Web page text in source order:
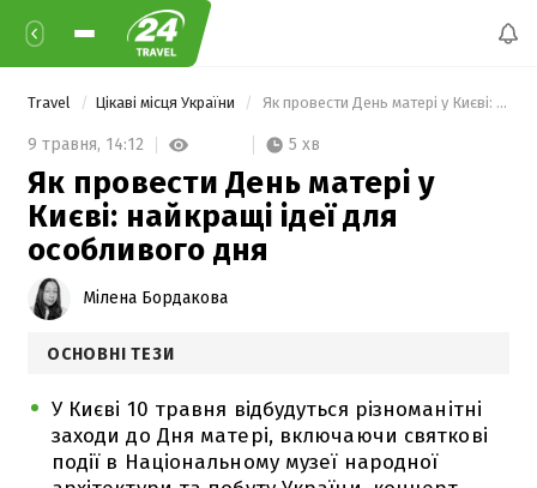
Travel Цікаві місця України Як провести День матері у Києві: найкращі ідеї для особливого дня
9 травня, 14:12 5 хв
Як провести День матері у
Києві: найкращі ідеї для
особливого дня
Мілена Бордакова
ОСНОВНІ ТЕЗИ
У Києві 10 травня відбудуться різноманітні
заходи до Дня матері, включаючи святкові
події в Національному музеї народної